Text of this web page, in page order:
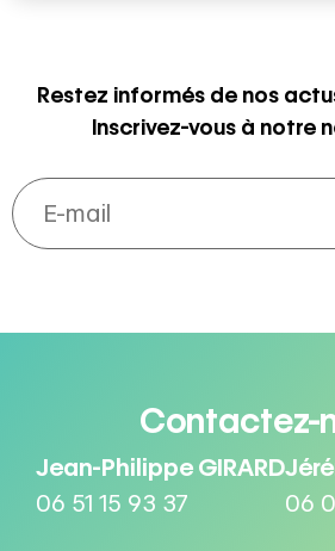
Restez informés de nos
Inscrivez-vous à notre
Contactez-
Jean-Philippe GIRARD
06 51 15 93 37
06